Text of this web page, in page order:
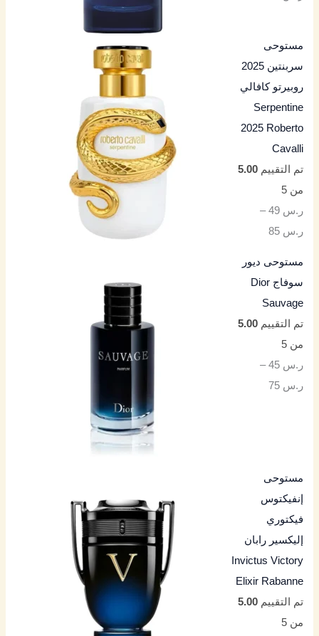
مستوحى
سربنتين 2025
روبيرتو كافالي
Serpentine
2025 Roberto
Cavalli
تم التقييم5.00
من 5
ر.س 49
–
ر.س 85
مستوحى ديور
سوفاج Dior
Sauvage
تم التقييم5.00
من 5
ر.س 45
–
ر.س 75
مستوحى
إنفيكتوس
فيكتوري
إليكسير رابان
Invictus Victory
Elixir Rabanne
تم التقييم5.00
من 5